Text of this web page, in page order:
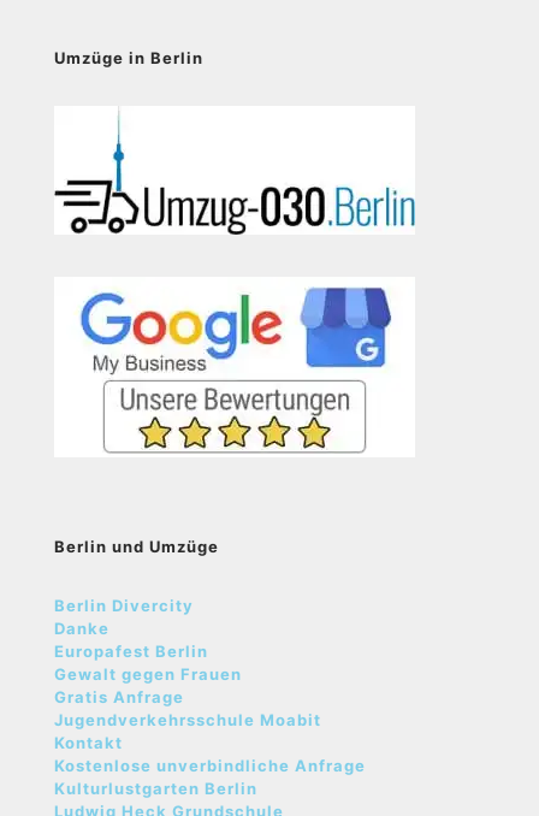
Umzüge in Berlin
Berlin und Umzüge
Berlin Divercity
Danke
Europafest Berlin
Gewalt gegen Frauen
Gratis Anfrage
Jugendverkehrsschule Moabit
Kontakt
Kostenlose unverbindliche Anfrage
Kulturlustgarten Berlin
Ludwig Heck Grundschule